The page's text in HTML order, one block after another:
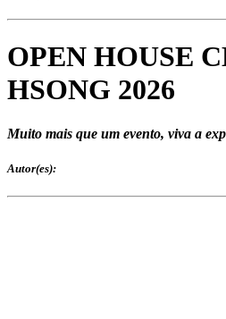
OPEN HOUSE
HSONG 2026
Muito mais que um evento, viva a
Autor(es):